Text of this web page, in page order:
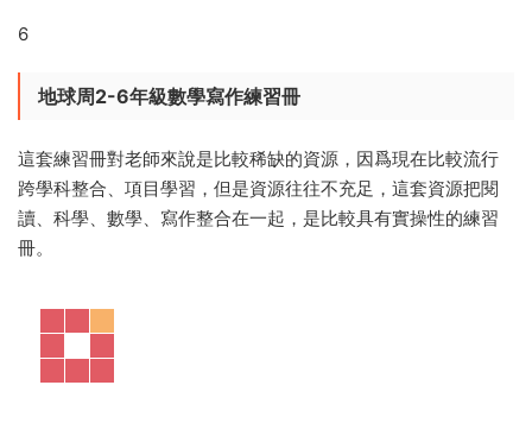
6
地球周2-6年級數學寫作練習冊
這套練習冊對老師來說是比較稀缺的資源，因爲現在比較流行
跨學科整合、項目學習，但是資源往往不充足，這套資源把閱
讀、科學、數學、寫作整合在一起，是比較具有實操性的練習
冊。